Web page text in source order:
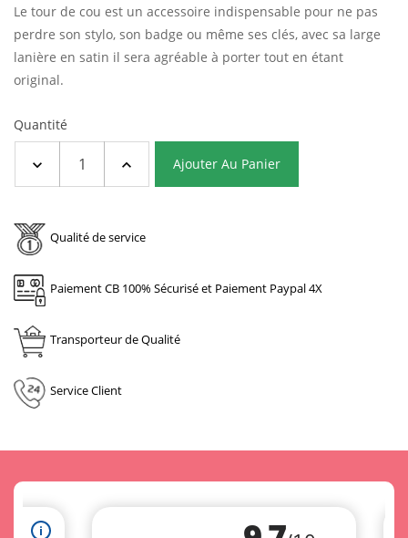
Le tour de cou est un accessoire indispensable pour ne pas
perdre son stylo, son badge ou même ses clés, avec sa large
lanière en satin il sera agréable à porter tout en étant
original.
Quantité
Ajouter Au Panier
Qualité de service
Paiement CB 100% Sécurisé et Paiement Paypal 4X
Transporteur de Qualité
Service Client